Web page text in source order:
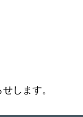
します。